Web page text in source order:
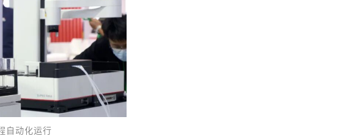
自动化运行